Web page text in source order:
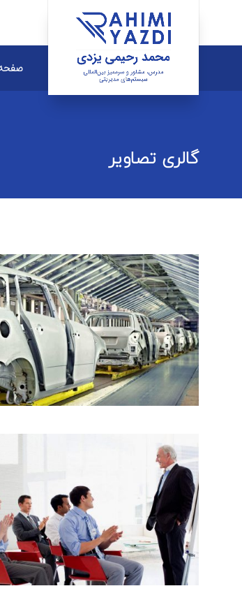
گالری تصاویر